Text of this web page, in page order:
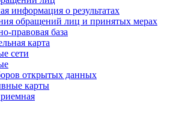
информация о результатах
обращений лиц и принятых мерах
правовая база
карта
сети
открытых данных
карты